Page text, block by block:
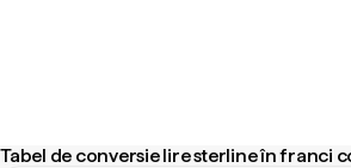
Tabel de conversie lire sterline în franci